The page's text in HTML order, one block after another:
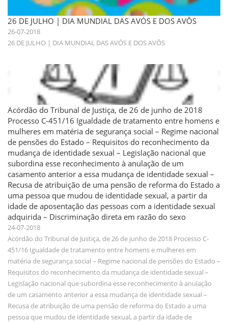
26 DE JULHO | DIA MUNDIAL DAS AVÓS E DOS AVÔS
26-07-2018
26 DE JULHO | DIA MUNDIAL DAS AVÓS E DOS AVÔS
Acórdão do Tribunal de Justiça, de 26 de junho de 2018
Processo C‑451/16 Igualdade de tratamento entre homens e
mulheres em matéria de segurança social – Regime nacional
de pensões do Estado – Requisitos do reconhecimento da
mudança de identidade sexual – Legislação nacional que
subordina esse reconhecimento à anulação de um
casamento anterior a essa mudança de identidade sexual –
Recusa de atribuição de uma pensão de reforma do Estado a
uma pessoa que mudou de identidade sexual, a partir da
idade de aposentação das pessoas com a identidade sexual
adquirida – Discriminação direta em razão do sexo
24-07-2018
Acórdão do Tribunal de Justiça, de 26 de junho de 2018 Processo C-
451/16 Igualdade de tratamento entre homens e mulheres em
matéria de segurança social – Regime nacional de pensões do Estado –
Requisitos do reconhecimento da mudança de identidade sexual –
Legislação nacional que subordina esse reconhecimento à anulação
de um casamento anterior a essa mudança de identidade sexual –
Recusa de atribuição de uma pensão de reforma do Estado a uma
pessoa que mudou de identidade sexual, a partir da idade de